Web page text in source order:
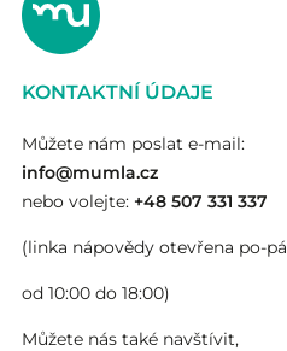
KONTAKTNÍ ÚDAJE
Můžete nám poslat e-mail:
info@mumla.cz
nebo volejte: +48 507 331 337
(linka nápovědy otevřena po-pá
od 10:00 do 18:00)
Můžete nás také navštívit,